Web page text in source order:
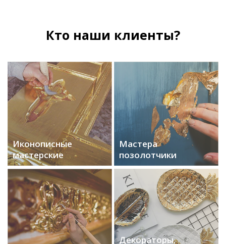
Кто наши клиенты?
Иконописные
мастерские
Мастера
позолотчики
Декораторы,